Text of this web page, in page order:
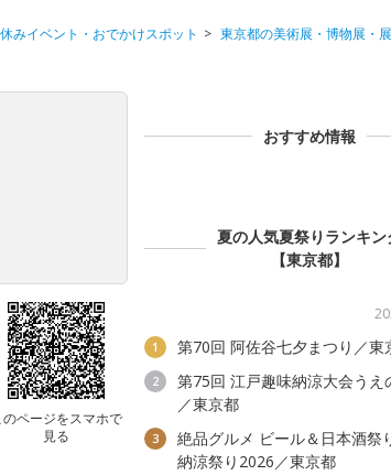
みイベント・おでかけスポット
東京都の美術展・博物展・
のページをスマホで
見る
おすすめ情報
夏の人気夏祭りランキン
【東京都】
1 第70回 阿佐谷七夕まつり／東
2
第75回 江戸趣味納涼大会うえ
／東京都
3
絶品グルメ ビール＆日本酒祭
納涼祭り2026／東京都